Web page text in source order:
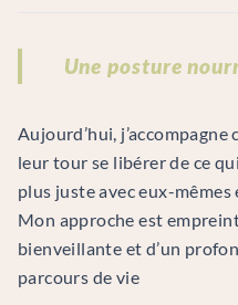
Une posture
Aujourd’hui,
leur tour se libérer de ce
plus juste avec eux-
Mon approche est
bienveillante et d’un
parcours de vie